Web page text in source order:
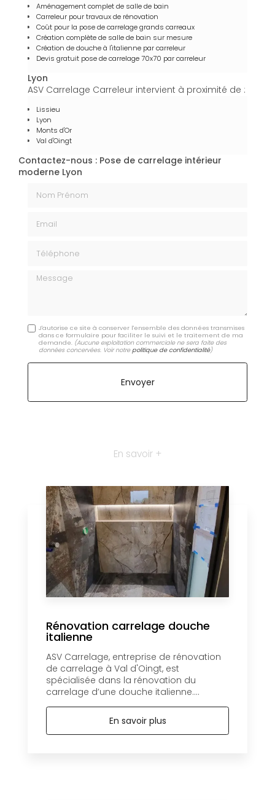
Aménagement complet de salle de bain
Carreleur pour travaux de rénovation
Coût pour la pose de carrelage grands carreaux
Création complète de salle de bain sur mesure
Création de douche à l'italienne par carreleur
Devis gratuit pose de carrelage 70x70 par carreleur
Lyon
ASV Carrelage Carreleur intervient à proximité de :
Lissieu
Lyon
Monts d'Or
Val d'Oingt
Contactez-nous : Pose de carrelage intérieur
moderne Lyon
Message
J'autorise ce site à conserver l'ensemble des données transmises
dans ce formulaire pour faciliter le suivi et le traitement de ma
demande. (Aucune exploitation commerciale ne sera faite des
données concervées. Voir notrepolitique de confidentialité)
En savoir +
Rénovation carrelage douche
italienne
ASV Carrelage, entreprise de rénovation
de carrelage à Val d'Oingt, est
spécialisée dans la rénovation du
carrelage d’une douche italienne....
En savoir plus